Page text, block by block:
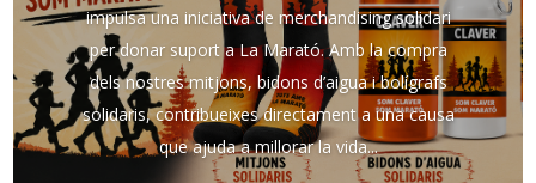
impulsa una iniciativa de merchandising solidari
per donar suport a La Marató. Amb la compra
dels nostres mitjons, bidons d’aigua i bolígrafs
solidaris, contribueixes directament a una causa
que ajuda a millorar la vida...